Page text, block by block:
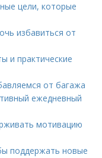
цели, которые
избавиться от
и практические
от багажа
ежедневный
мотивацию
поддержать новые